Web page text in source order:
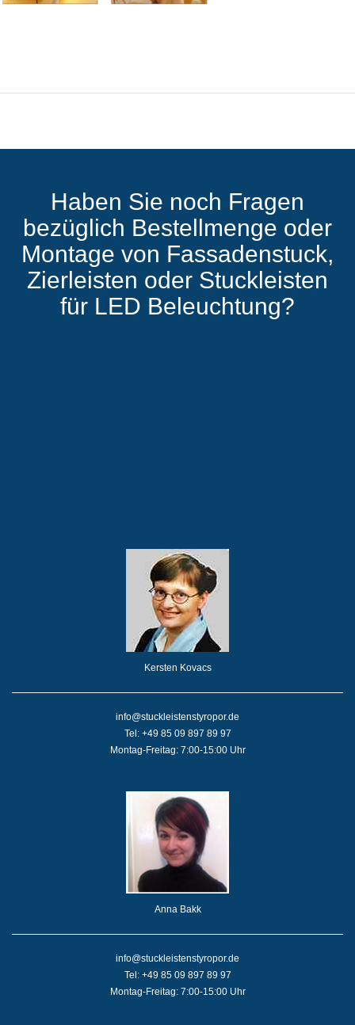
Haben Sie noch Fragen
bezüglich Bestellmenge oder
Montage von Fassadenstuck,
Zierleisten oder Stuckleisten
für LED Beleuchtung?
Kersten Kovacs
info@stuckleistenstyropor.de
Tel: +49 85 09 897 89 97
Montag-Freitag: 7:00-15:00 Uhr
Anna Bakk
info@stuckleistenstyropor.de
Tel: +49 85 09 897 89 97
Montag-Freitag: 7:00-15:00 Uhr